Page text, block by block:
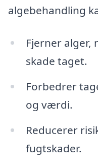
algebehandling
Fjerner alger,
skade taget.
Forbedrer
og værdi.
Reducerer
fugtskader.